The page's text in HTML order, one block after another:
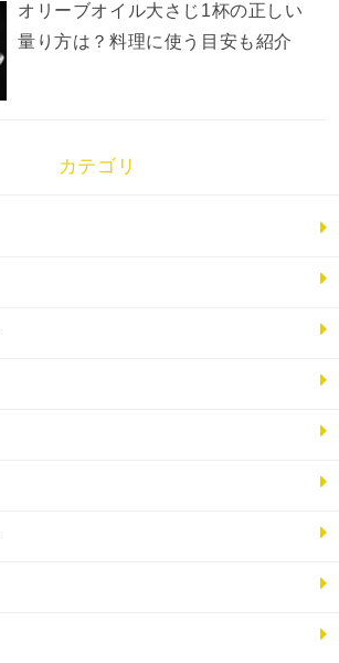
オリーブオイル大さじ1杯の正しい
量り方は？料理に使う目安も紹介
カテゴリ